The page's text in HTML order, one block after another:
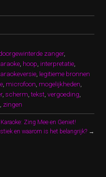
zanger,
hoop interpretatie
legitieme bronnen
microfoon mogelijkheden
, scherm ,tekst vergoeding
zingen
Zing Mee en Geniet!
en waarom is het belangrijk? →